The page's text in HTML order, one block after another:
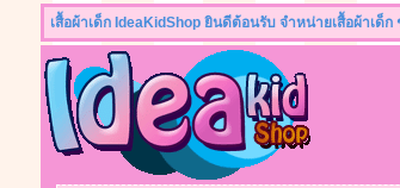
เสื้อผ้าเด็ก IdeaKidShop ยินดีต้อนรับ จำหน่ายเสื้อผ้าเด็